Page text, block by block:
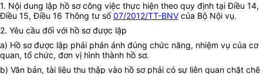
1. Nội dung lập hồ sơ công việc thực hiện theo quy định tại Điều 14,
Điều 15, Điều 16 Thông tư số07/2012/TT-BNV của Bộ Nội vụ.
2. Yêu cầu đối với hồ sơ được lập
a) Hồ sơ được lập phải phản ánh đúng chức năng, nhiệm vụ của cơ
quan, tổ chức, đơn vị hình thành hồ sơ.
b) Văn bản, tài liệu thu thập vào hồ sơ phải có sự liên quan chặt chẽ